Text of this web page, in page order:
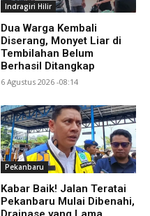
Indragiri Hilir
Dua Warga Kembali
Diserang, Monyet Liar di
Tembilahan Belum
Berhasil Ditangkap
6 Agustus 2026 -08:14
Pekanbaru
Kabar Baik! Jalan Teratai
Pekanbaru Mulai Dibenahi,